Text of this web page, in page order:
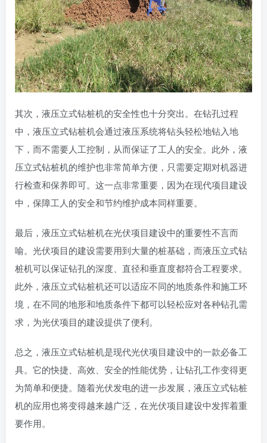
其次，液压立式钻桩机的安全性也十分突出。在钻孔过程
中，液压立式钻桩机会通过液压系统将钻头轻松地钻入地
下，而不需要人工控制，从而保证了工人的安全。此外，液
压立式钻桩机的维护也非常简单方便，只需要定期对机器进
行检查和保养即可。这一点非常重要，因为在现代项目建设
中，保障工人的安全和节约维护成本同样重要。
最后，液压立式钻桩机在光伏项目建设中的重要性不言而
喻。光伏项目的建设需要用到大量的桩基础，而液压立式钻
桩机可以保证钻孔的深度、直径和垂直度都符合工程要求。
此外，液压立式钻桩机还可以适应不同的地质条件和施工环
境，在不同的地形和地质条件下都可以轻松应对各种钻孔需
求，为光伏项目的建设提供了便利。
总之，液压立式钻桩机是现代光伏项目建设中的一款必备工
具。它的快捷、高效、安全的性能优势，让钻孔工作变得更
为简单和便捷。随着光伏发电的进一步发展，液压立式钻桩
机的应用也将变得越来越广泛，在光伏项目建设中发挥着重
要作用。